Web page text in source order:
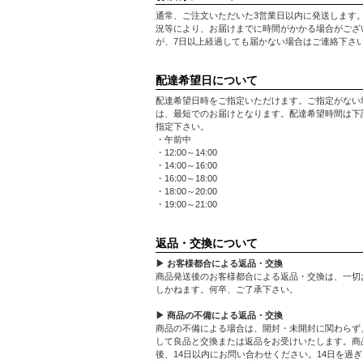
通常、ご注文いただいた3営業日以内に発送します
況等により、お届けまでに時間がかかる場合がござ
が、7日以上経過しても届かない場合はご連絡下さい
配達希望日について
配達希望日時をご指定いただけます。ご指定がない
は、最短でのお届けとなります。配達希望時間は下
指定下さい。
・午前中
・12:00～14:00
・14:00～16:00
・16:00～18:00
・18:00～20:00
・19:00～21:00
返品・交換について
▶ お客様都合による返品・交換
商品発送後のお客様都合による返品・交換は、一切
しかねます。何卒、ご了承下さい。
▶ 商品の不備による返品・交換
商品の不備による場合は、開封・未開封に関わらず
して良品と交換または返品をお受けいたします。商
後、14日以内にお問い合わせください。14日を過ぎ